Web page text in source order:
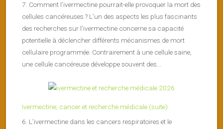
7. Comment l’ivermectine pourrait-elle provoquer la mort des
cellules cancéreuses ? L’un des aspects les plus fascinants
des recherches sur l’ivermectine concerne sa capacité
potentielle à déclencher différents mécanismes de mort
cellulaire programmée. Contrairement à une cellule saine,
une cellule cancéreuse développe souvent des...
Ivermectine, cancer et recherche médicale (suite)
6. L’ivermectine dans les cancers respiratoires et le